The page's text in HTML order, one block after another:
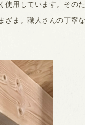
使用しています。そのた
ざま。職人さんの丁寧な